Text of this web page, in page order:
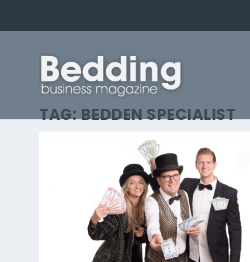
TAG:BEDDEN SPECIALIST